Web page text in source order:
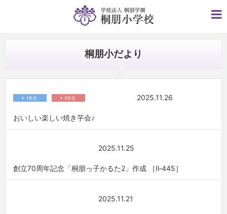
桐朋小だより
おいしい楽しい焼き芋会♪
1年生 5年生 2025.11.26
創立70周年記念「桐朋っ子かるた2」作成 ［Ⅱ‐445］
2025.11.25
2025.11.21